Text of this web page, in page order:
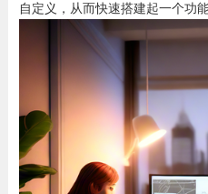
自定义，从而快速搭建起一个功